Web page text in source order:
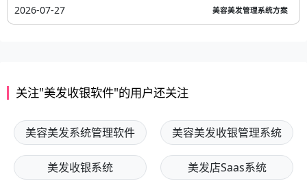
2026-07-27
美容美发管理系统方案
关注"美发收银软件"的用户还关注
美容美发系统管理软件 美容美发收银管理系统
美发收银系统 美发店Saas系统